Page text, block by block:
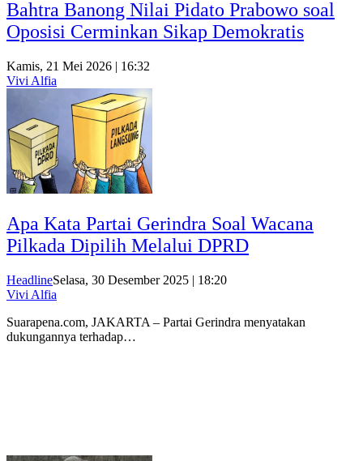
Bahtra Banong Nilai Pidato Prabowo soal
Oposisi Cerminkan Sikap Demokratis
Kamis, 21 Mei 2026 | 16:32
Vivi Alfia
Apa Kata Partai Gerindra Soal Wacana
Pilkada Dipilih Melalui DPRD
HeadlineSelasa, 30 Desember 2025 | 18:20
Vivi Alfia
Suarapena.com, JAKARTA – Partai Gerindra menyatakan
dukungannya terhadap…